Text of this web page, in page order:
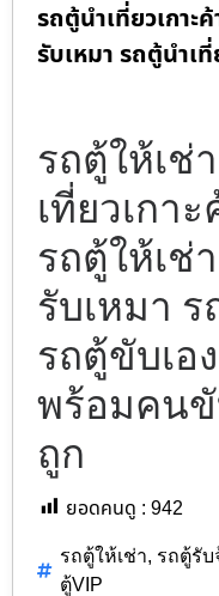
รถตู้นำเที่ยวเกาะ
รับเหมา รถตู้นำเ
รถตู้ให้เช่
เที่ยวเกา
รถตู้ให้เช่
รับเหมา ร
รถตู้ขับเอ
พร้อมคนขั
ถูก
ยอดคนดู : 942
รถตู้ให้เช่า, รถตู้รับ
ตู้VIP